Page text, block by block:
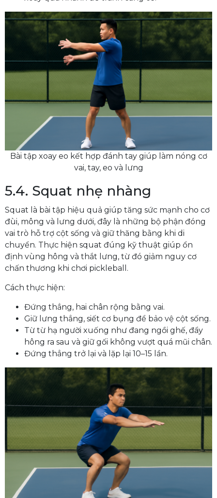
Bài tập xoay eo kết hợp đánh tay giúp làm nóng cơ
vai, tay, eo và lưng
5.4. Squat nhẹ nhàng
Squat là bài tập hiệu quả giúp tăng sức mạnh cho cơ
đùi, mông và lưng dưới, đây là những bộ phận đóng
vai trò hỗ trợ cột sống và giữ thăng bằng khi di
chuyển. Thực hiện squat đúng kỹ thuật giúp ổn
định vùng hông và thắt lưng, từ đó giảm nguy cơ
chấn thương khi chơi pickleball.
Cách thực hiện:
Đứng thẳng, hai chân rộng bằng vai.
Giữ lưng thẳng, siết cơ bụng để bảo vệ cột sống.
Từ từ hạ người xuống như đang ngồi ghế, đẩy
hông ra sau và giữ gối không vượt quá mũi chân.
Đứng thẳng trở lại và lặp lại 10–15 lần.